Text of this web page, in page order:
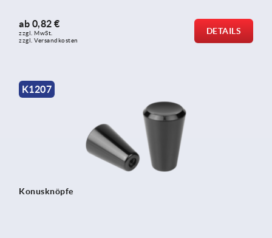
ab 0,82 €
zzgl. MwSt.
zzgl. Versandkosten
DETAILS
K1207
Konusknöpfe